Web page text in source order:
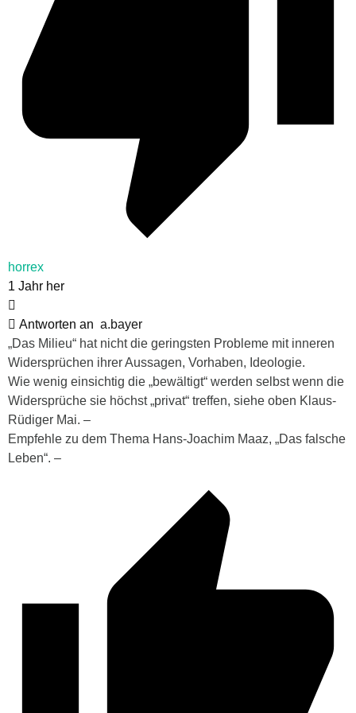
horrex
1 Jahr her
Antworten an a.bayer
„Das Milieu“ hat nicht die geringsten Probleme mit inneren
Widersprüchen ihrer Aussagen, Vorhaben, Ideologie.
Wie wenig einsichtig die „bewältigt“ werden selbst wenn die
Widersprüche sie höchst „privat“ treffen, siehe oben Klaus-
Rüdiger Mai. –
Empfehle zu dem Thema Hans-Joachim Maaz, „Das falsche
Leben“. –